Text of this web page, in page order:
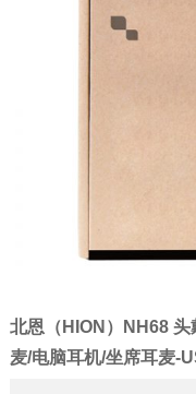
北恩（HION）NH68
麦/电脑耳机/坐席耳麦-